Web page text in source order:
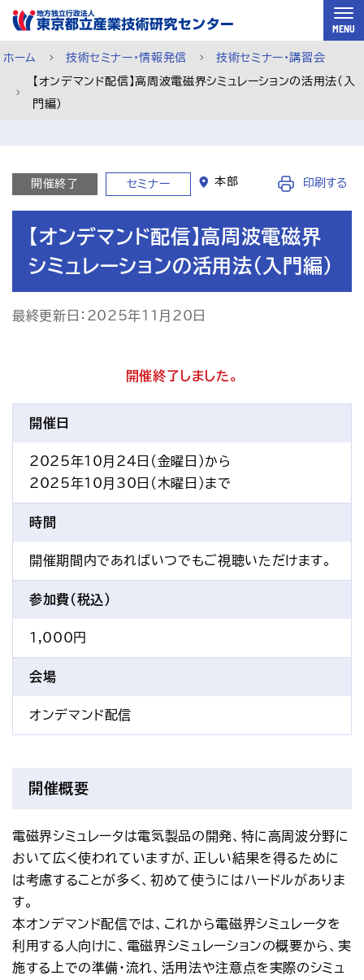
スキップして本文へ
MENU
チャットで相談 ご利用案内
お問い合わせ
ホーム 技術セミナー・情報発信 技術セミナー・講習会
【オンデマンド配信】高周波電磁界シミュレーションの活用法(入
門編)
開催終了 セミナー 本部 印刷する
【オンデマンド配信】高周波電磁界
シミュレーションの活用法(入門編)
最終更新日：2025年11月20日
開催終了しました。
開催日
2025年10月24日(金曜日)から
2025年10月30日(木曜日)まで
時間
開催期間内であればいつでもご視聴いただけます。
参加費(税込)
1,000円
会場
オンデマンド配信
開催概要
電磁界シミュレータは電気製品の開発、特に高周波分野に
おいて広く使われていますが、正しい結果を得るために
は考慮することが多く、初めて使うにはハードルがありま
す。
本オンデマンド配信では、これから電磁界シミュレータを
利用する人向けに、電磁界シミュレーションの概要から、実
施する上での準備・流れ、活用法や注意点を実際のシミュ